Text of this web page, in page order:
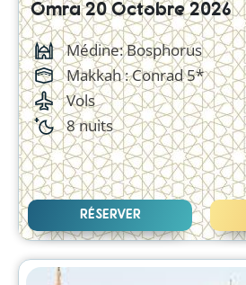
Omra 20 Octobre 2026
Médine: Bosphorus
Makkah :Conrad 5*
Vols
8 nuits
RÉSERVER